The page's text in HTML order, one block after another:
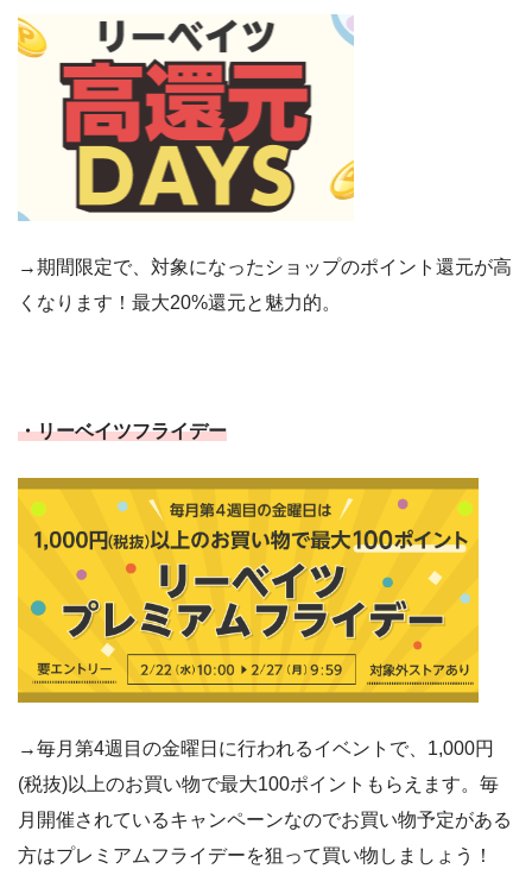
→期間限定で、対象になったショップのポイント還元が高
くなります！最大20%還元と魅力的。
・リーベイツフライデー
→毎月第4週目の金曜日に行われるイベントで、1,000円
(税抜)以上のお買い物で最大100ポイントもらえます。毎
月開催されているキャンペーンなのでお買い物予定がある
方はプレミアムフライデーを狙って買い物しましょう！